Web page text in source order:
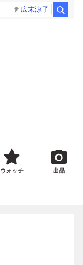
広末涼子
ウォッチ 出品